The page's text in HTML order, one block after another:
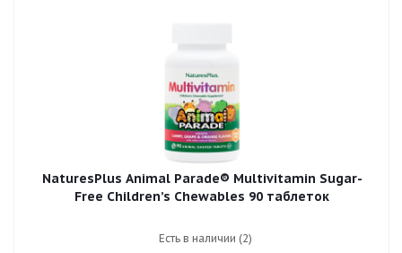
NaturesPlus Animal Parade® Multivitamin Sugar-
Free Children’s Chewables 90 таблеток
Есть в наличии (2)